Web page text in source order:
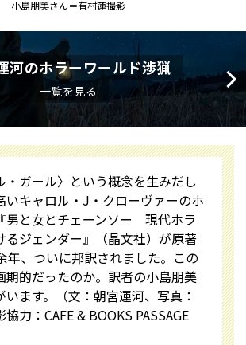
小島朋美さん＝有村蓮撮影
河のホラーワールド渉猟
一覧を見る
・ガール〉という概念を生みだし
いキャロル・J・クローヴァーのホ
男と女とチェーンソー 現代ホラ
るジェンダー』（晶文社）が原著
年、ついに邦訳されました。この
期的だったのか。訳者の小島朋美
います。（文：朝宮運河、写真：
力：CAFE & BOOKS PASSAGE